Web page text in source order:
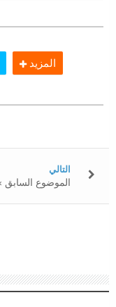
المزيد
التالي
« الموضوع السابق